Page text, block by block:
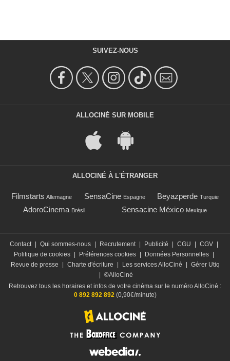
SUIVEZ-NOUS
ALLOCINÉ SUR MOBILE
ALLOCINÉ À L'ÉTRANGER
Filmstarts Allemagne SensaCine Espagne Beyazperde Turquie
AdoroCinema Brésil Sensacine México Mexique
Contact Qui sommes-nous Recrutement Publicité CGU CGV
Politique de cookies
Préférences cookies Données Personnelles
Revue de presse
Charte d'écriture Les services AlloCiné
Gérer Utiq
©AlloCiné
Retrouvez tous les horaires et infos de votre cinéma sur le numéro AlloCiné :
0 892 892 892(0,90€/minute)